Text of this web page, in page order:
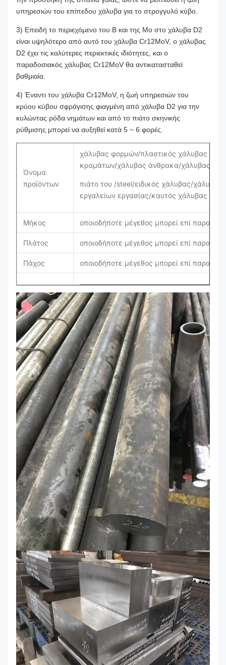
υπηρεσιών του επίπεδου χάλυβα για το στρογγυλό κύβο.
3) Επειδή το περιεχόμενο του Β και της Mo στο χάλυβα D2
είναι υψηλότερο από αυτό του χάλυβα Cr12MoV, ο χάλυβας
D2 έχει τις καλύτερες περιεκτικές ιδιότητες, και ο
παραδοσιακός χάλυβας Cr12MoV θα αντικατασταθεί
βαθμιαία.
4) Έναντι του χάλυβα Cr12MoV, η ζωή υπηρεσιών του
κρύου κύβου σφράγισης φιαγμένη από χάλυβα D2 για την
κυλώντας ρόδα νημάτων και από το πιάτο σκηνικής
ρύθμισης μπορεί να αυξηθεί κατά 5 ~ 6 φορές.
Όνομα
προϊόντων
χάλυβας φορμών/πλαστικός χάλυβας
κραμάτων/χάλυβας άνθρακα/χάλυβας
πιάτο του /steel/ειδικός χάλυβας/
εργαλείων εργασίας/καυτός χάλυβας
Μήκος οποιοδήποτε μέγεθος μπορεί επί
Πλάτος οποιοδήποτε μέγεθος μπορεί επί
Πάχος οποιοδήποτε μέγεθος μπορεί επί
Χημική
σύνθεση
Βαθμός Γ Si
DIN 1.2379
1.6
0.1-
0.4
12.0
AISI D2
1.4-
1.6
0.1-
0.6
11.0-
13.0
JIS SKD11
1.4-
1.6
≤0.4
11.0-
13.0
Πρότυπα AISI, ASTM, DIN, JIS, ΜΒ, JIS, SUS, ΤΟ
Τεχνική Καυτός - κυλημένος/σφυρηλατημένος/το
Επεξεργασία
επιφάνειας
καθαρίστε/μαύροι τραχύς/αλεμένος/
Ανοχή
πάχους
±0.15mm
Υλικό
3Cr2Mo/1.2311/1.2312/P20/1.2738/718H/
το /sus420j2/420/S136/P80H13/1.2344/
Cr12/D3/1.2080/Cr12MoV/D2/1.2379/
40Cr/5140/35CrMo/42CrMo/4140/1.7225
C45/C50/1045/1050/S50C/S45C/T10/T8
M2/1.338/SKH51
ΕΠΙ ΠΑΡΑΓΓΕΛΊΑ
MOQ 1 τόνος σε 25 τόνους και δέχεται τη